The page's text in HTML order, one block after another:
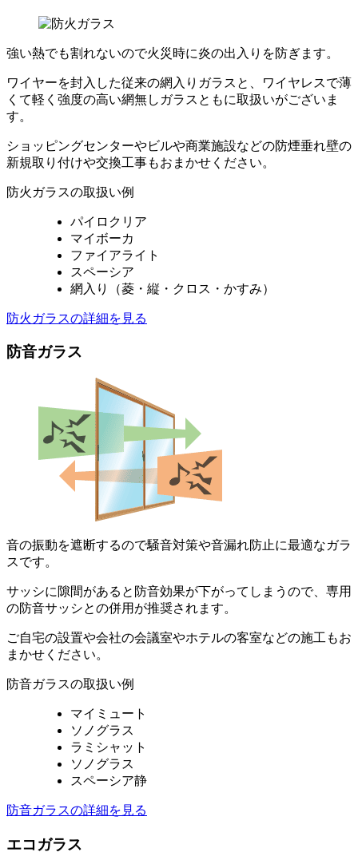
強い熱でも割れないので火災時に炎の出入りを防ぎます。
ワイヤーを封入した従来の網入りガラスと、ワイヤレスで薄
くて軽く強度の高い網無しガラスともに取扱いがございま
す。
ショッピングセンターやビルや商業施設などの防煙垂れ壁の
新規取り付けや交換工事もおまかせください。
防火ガラスの取扱い例
パイロクリア
マイボーカ
ファイアライト
スペーシア
網入り（菱・縦・クロス・かすみ）
防火ガラスの詳細を見る
防音ガラス
音の振動を遮断するので騒音対策や音漏れ防止に最適なガラ
スです。
サッシに隙間があると防音効果が下がってしまうので、専用
の防音サッシとの併用が推奨されます。
ご自宅の設置や会社の会議室やホテルの客室などの施工もお
まかせください。
防音ガラスの取扱い例
マイミュート
ソノグラス
ラミシャット
ソノグラス
スペーシア静
防音ガラスの詳細を見る
エコガラス